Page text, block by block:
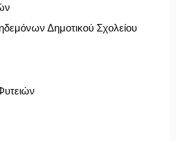
Δημοτικού Σχολείου